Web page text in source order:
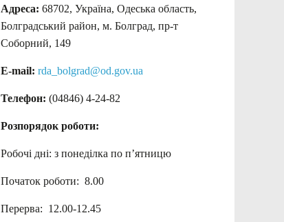
Адреса: 68702, Україна, Одеська область,
Болградський район, м. Болград, пр-т
Соборний, 149
E-mail: rda_bolgrad@od.gov.ua
Телефон: (04846) 4-24-82
Розпорядок роботи:
Робочі дні: з понеділка по п’ятницю
Початок роботи: 8.00
Перерва: 12.00-12.45